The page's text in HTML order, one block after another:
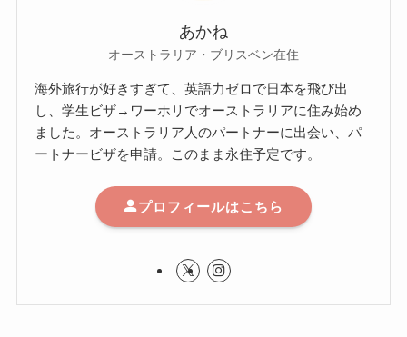
あかね
オーストラリア・ブリスベン在住
海外旅行が好きすぎて、英語力ゼロで日本を飛び出
し、学生ビザ→ワーホリでオーストラリアに住み始め
ました。オーストラリア人のパートナーに出会い、パ
ートナービザを申請。このまま永住予定です。
プロフィールはこちら